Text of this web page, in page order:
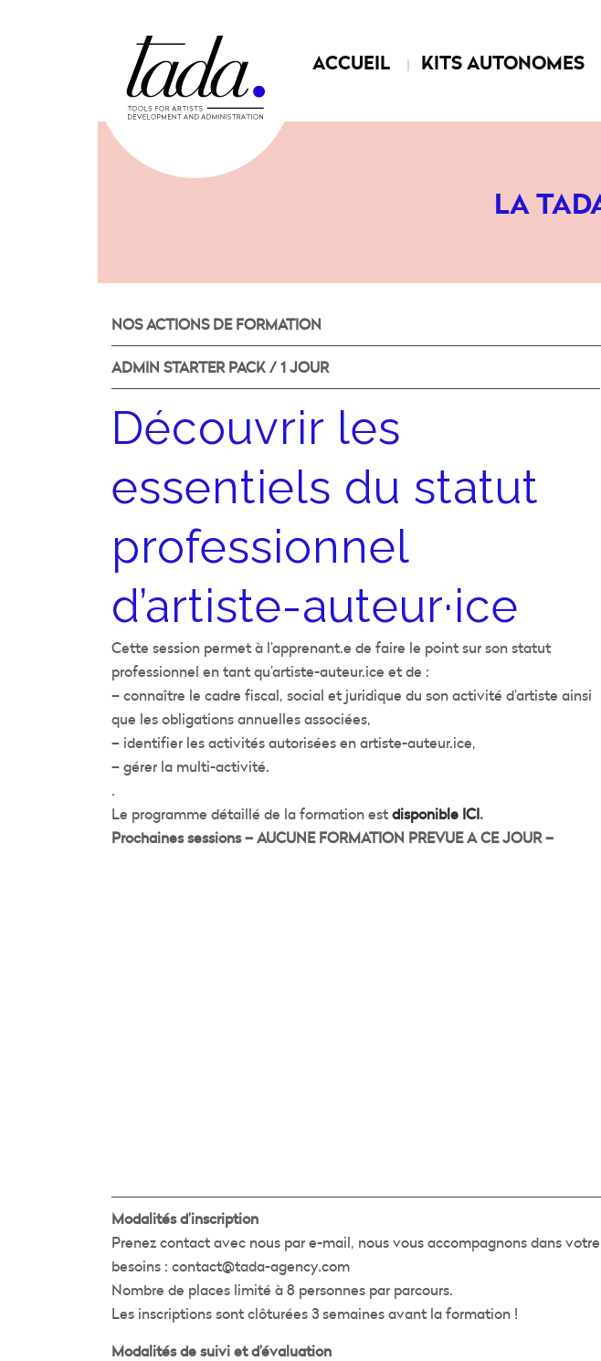
ACCUEIL KITS AUTONOMES
LA
NOS ACTIONS DE FORMATION
ADMIN STARTER PACK / 1 JOUR
Découvrir les
essentiels du statut
professionnel
d’artiste-auteur·ice
Cette session permet à l’apprenant.e de faire le point sur son statut
professionnel en tant qu’artiste-auteur.ice et de :
– connaître le cadre fiscal, social et juridique du son activité d’artiste ainsi
que les obligations annuelles associées,
– identifier les activités autorisées en artiste-auteur.ice,
– gérer la multi-activité.
.
Le programme détaillé de la formation estdisponible ICI.
Prochaines sessions – AUCUNE FORMATION PREVUE A CE JOUR –
Modalités d’inscription
Prenez contact avec nous par e-mail, nous vous accompagnons dans
besoins : contact@tada-agency.com
Nombre de places limité à 8 personnes par parcours.
Les inscriptions sont clôturées 3 semaines avant la formation !
Modalités de suivi et d’évaluation